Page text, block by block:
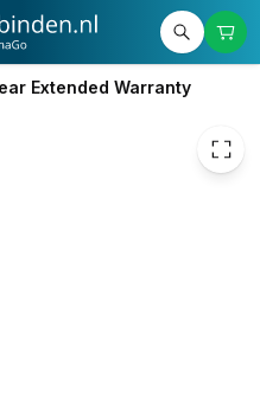
Extended Warranty